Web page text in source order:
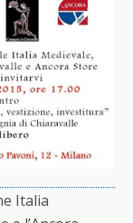
Italia